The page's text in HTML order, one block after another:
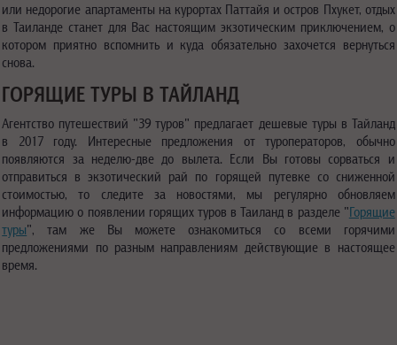
или недорогие апартаменты на курортах Паттайя и остров Пхукет, отдых
в Таиланде станет для Вас настоящим экзотическим приключением, о
котором приятно вспомнить и куда обязательно захочется вернуться
снова.
ГОРЯЩИЕ ТУРЫ В ТАЙЛАНД
Агентство путешествий "39 туров" предлагает дешевые туры в Тайланд
в 2017 году. Интересные предложения от туроператоров, обычно
появляются за неделю-две до вылета. Если Вы готовы сорваться и
отправиться в экзотический рай по горящей путевке со сниженной
стоимостью, то следите за новостями, мы регулярно обновляем
информацию о появлении горящих туров в Таиланд в разделе "Горящие
туры", там же Вы можете ознакомиться со всеми горячими
предложениями по разным направлениям действующие в настоящее
время.